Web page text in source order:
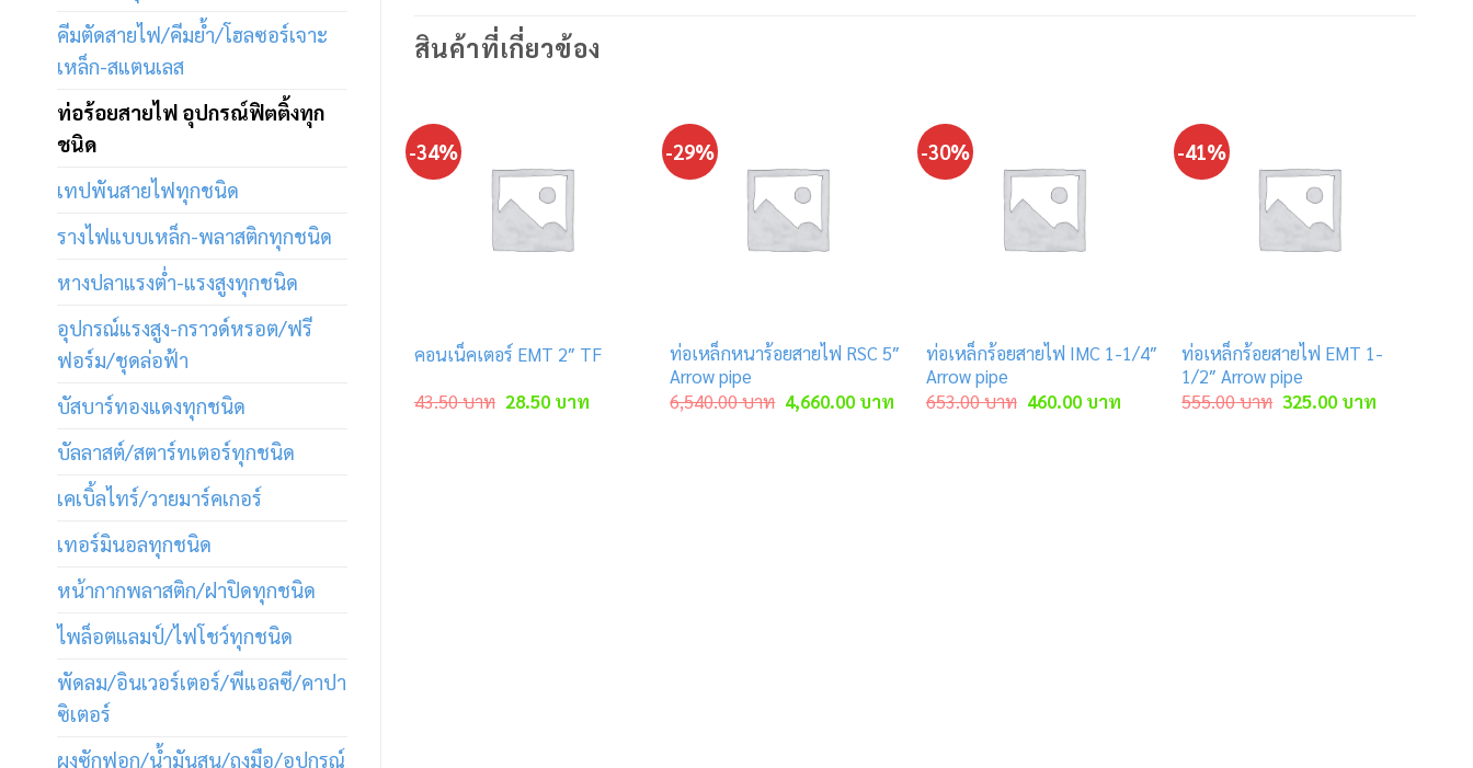
คีมตัดสายไฟ/คีมย้ำ/โฮลซอร์เจาะ
เหล็ก-สแตนเลส
ท่อร้อยสายไฟ อุปกรณ์ฟิตติ้งทุก
ชนิด
เทปพันสายไฟทุกชนิด
รางไฟแบบเหล็ก-พลาสติกทุกชนิด
หางปลาแรงต่ำ-แรงสูงทุกชนิด
อุปกรณ์แรงสูง-กราวด์หรอต/ฟรี
ฟอร์ม/ชุดล่อฟ้า
บัสบาร์ทองแดงทุกชนิด
บัลลาสต์/สตาร์ทเตอร์ทุกชนิด
เคเบิ้ลไทร์/วายมาร์คเกอร์
เทอร์มินอลทุกชนิด
หน้ากากพลาสติก/ฝาปิดทุกชนิด
ไพล็อตแลมป์/ไฟโชว์ทุกชนิด
พัดลม/อินเวอร์เตอร์/พีแอลซี/คาปา
ซิเตอร์
ผงซักฟอก/น้ำมันสน/ถุงมือ/อุปกรณ์
สินค้าที่เกี่ยวข้อง
-34%
คอนเน็คเตอร์ EMT 2″ TF
43.50บาท Original
price
28.50บาทCurrent
price
-29%
ท่อเหล็กหนาร้อยสายไฟ RSC 5″
Arrow pipe
6,540.00บาท Original
price
4,660.00 บาท Current
price
-30%
ท่อเหล็กร้อยสายไฟ IMC 1-1/4″
Arrow pipe
653.00บาท Original
price
460.00บาทCurrent
price
-41%
ท่อเหล็กร้อยสายไฟ EMT 1-
1/2″ Arrow pipe
555.00บาท Original
price
325.00 บาท